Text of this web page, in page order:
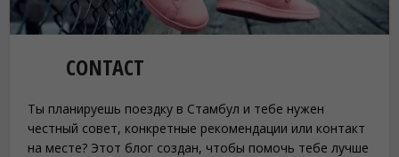
CONTACT
Ты планируешь поездку в Стамбул и тебе нужен
честный совет, конкретные рекомендации или контакт
на месте? Этот блог создан, чтобы помочь тебе лучше